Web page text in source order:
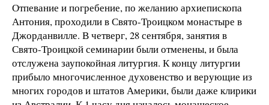
Отпевание и погребение, по желанию архиепископа
Антония, проходили в Свято-Троицком монастыре в
Джорданвилле. В четверг, 28 сентября, занятия в
Свято-Троицкой семинарии были отменены, и была
отслужена заупокойная литургия. К концу литургии
прибыло многочисленное духовенство и верующие из
многих городов и штатов Америки, были даже клирики